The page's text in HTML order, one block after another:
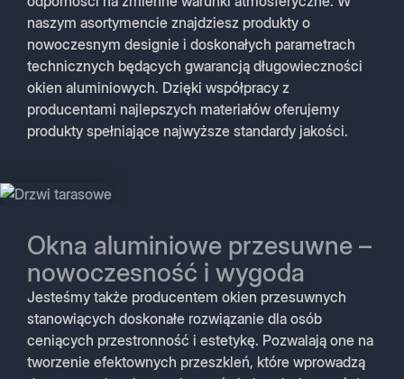
naszym asortymencie znajdziesz produkty o
nowoczesnym designie i doskonałych parametrach
technicznych będących gwarancją długowieczności
okien aluminiowych. Dzięki współpracy z
producentami najlepszych materiałów oferujemy
produkty spełniające najwyższe standardy jakości.
Okna aluminiowe przesuwne –
nowoczesność i wygoda
Jesteśmy także producentem okien przesuwnych
stanowiących doskonałe rozwiązanie dla osób
ceniących przestronność i estetykę. Pozwalają one na
tworzenie efektownych przeszkleń, które wprowadzą